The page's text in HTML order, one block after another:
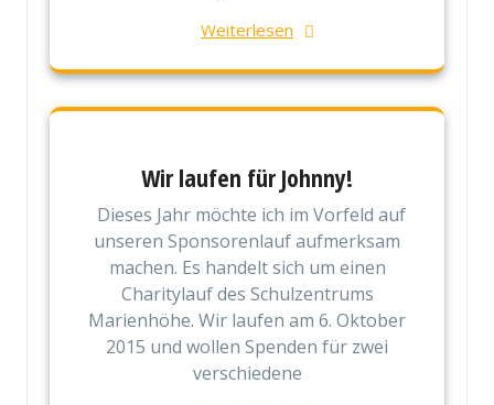
Weiterlesen
Wir laufen für Johnny!
Dieses Jahr möchte ich im Vorfeld auf
unseren Sponsorenlauf aufmerksam
machen. Es handelt sich um einen
Charitylauf des Schulzentrums
Marienhöhe. Wir laufen am 6. Oktober
2015 und wollen Spenden für zwei
verschiedene